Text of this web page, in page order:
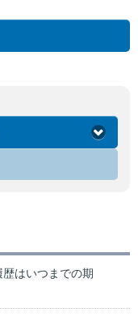
歴はいつまでの期